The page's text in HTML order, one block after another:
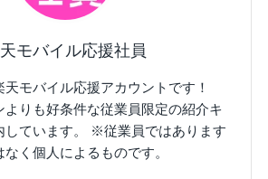
モバイル応援社員
モバイル応援アカウントです！
よりも好条件な従業員限定の紹介キ
しています。 ※従業員ではあります
く個人によるものです。